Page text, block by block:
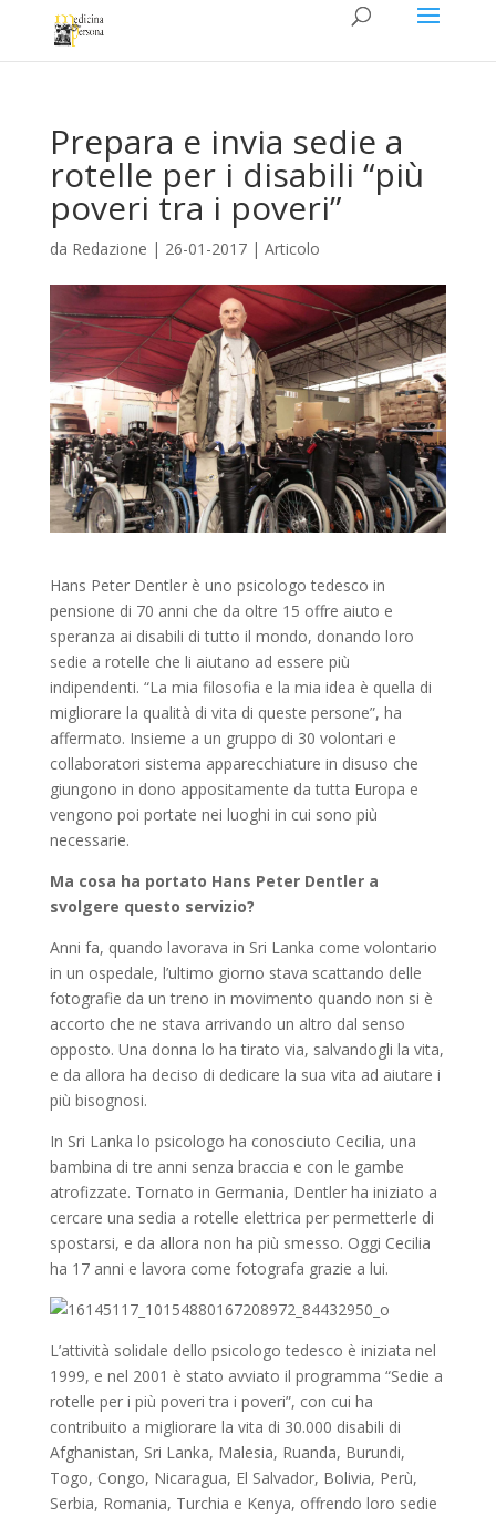
Prepara e invia sedie a
rotelle per i disabili “più
poveri tra i poveri”
da Redazione | 26-01-2017| Articolo
Hans Peter Dentler è uno psicologo tedesco in
pensione di 70 anni che da oltre 15 offre aiuto e
speranza ai disabili di tutto il mondo, donando loro
sedie a rotelle che li aiutano ad essere più
indipendenti. “La mia filosofia e la mia idea è quella di
migliorare la qualità di vita di queste persone”, ha
affermato. Insieme a un gruppo di 30 volontari e
collaboratori sistema apparecchiature in disuso che
giungono in dono appositamente da tutta Europa e
vengono poi portate nei luoghi in cui sono più
necessarie.
Ma cosa ha portato Hans Peter Dentler a
svolgere questo servizio?
Anni fa, quando lavorava in Sri Lanka come volontario
in un ospedale, l’ultimo giorno stava scattando delle
fotografie da un treno in movimento quando non si è
accorto che ne stava arrivando un altro dal senso
opposto. Una donna lo ha tirato via, salvandogli la vita,
e da allora ha deciso di dedicare la sua vita ad aiutare i
più bisognosi.
In Sri Lanka lo psicologo ha conosciuto Cecilia, una
bambina di tre anni senza braccia e con le gambe
atrofizzate. Tornato in Germania, Dentler ha iniziato a
cercare una sedia a rotelle elettrica per permetterle di
spostarsi, e da allora non ha più smesso. Oggi Cecilia
ha 17 anni e lavora come fotografa grazie a lui.
L’attività solidale dello psicologo tedesco è iniziata nel
1999, e nel 2001 è stato avviato il programma “Sedie a
rotelle per i più poveri tra i poveri”, con cui ha
contribuito a migliorare la vita di 30.000 disabili di
Afghanistan, Sri Lanka, Malesia, Ruanda, Burundi,
Togo, Congo, Nicaragua, El Salvador, Bolivia, Perù,
Serbia, Romania, Turchia e Kenya, offrendo loro sedie